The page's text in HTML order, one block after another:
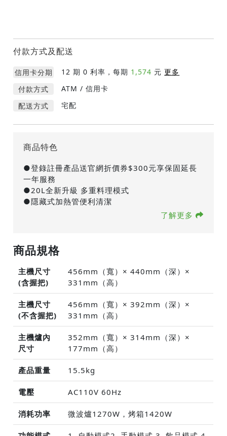
付款方式及配送
信用卡分期 12 期 0 利率，每期 1,574 元更多
付款方式
ATM / 信用卡
配送方式
宅配
商品特色
●登錄註冊產品送官網折價券$300元享保固延長
一年服務
●20L全新升級 多重料理模式
●隱藏式加熱管便利清潔
了解更多
商品規格
主機尺寸
(含握把)
456mm（寬）× 440mm（深）×
331mm（高）
主機尺寸
(不含握把)
456mm（寬）× 392mm（深）×
331mm（高）
主機爐內
尺寸
352mm（寬）× 314mm（深）×
177mm（高）
產品重量 15.5kg
電壓 AC110V 60Hz
消耗功率 微波爐1270W，烤箱1420W